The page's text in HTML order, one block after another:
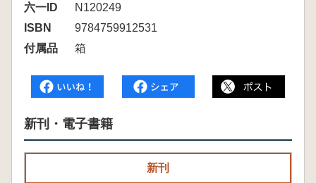
六一ID
N120249
ISBN
9784759912531
付属品
箱
新刊・電子書籍
新刊